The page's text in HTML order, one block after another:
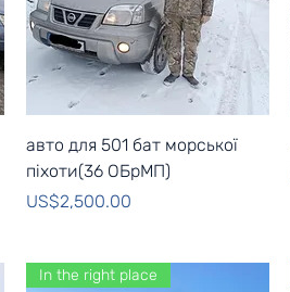
Quick View
авто для 501 бат морської
піхоти(36 ОБрМП)
Price
US$2,500.00
In the right place